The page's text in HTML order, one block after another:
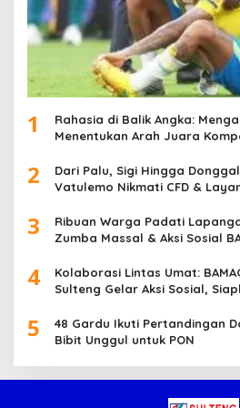
1
Rahasia di Balik Angka:
Menentukan Arah Juara
2
Dari Palu, Sigi Hingga
Vatulemo Nikmati CFD &
3
Ribuan Warga Padati
Zumba Massal & Aksi Sosial
4
Kolaborasi Lintas Umat:
Sulteng Gelar Aksi Sosial,
5
48 Gardu Ikuti Pertandingan
Bibit Unggul untuk PON